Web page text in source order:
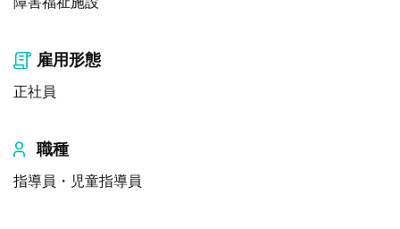
雇用形態
正社員
職種
指導員・児童指導員